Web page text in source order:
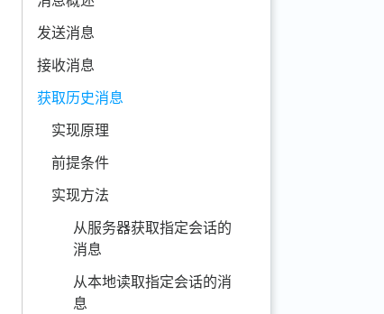
发送消息
接收消息
获取历史消息
实现原理
前提条件
实现方法
从服务器获取指定会话的
消息
从本地读取指定会话的消
息